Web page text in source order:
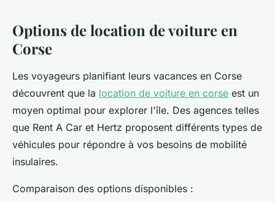
Options de location de voiture en
Corse
Les voyageurs planifiant leurs vacances en Corse
découvrent que la location de voiture en corse est un
moyen optimal pour explorer l'île. Des agences telles
que Rent A Car et Hertz proposent différents types de
véhicules pour répondre à vos besoins de mobilité
insulaires.
Comparaison des options disponibles :